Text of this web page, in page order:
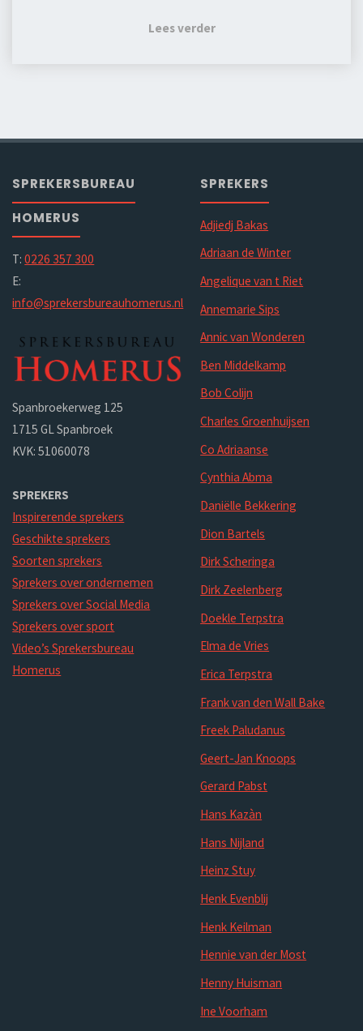
Lees verder
SPREKERSBUREAU
HOMERUS
T:0226 357 300
E:
info@sprekersbureauhomerus.nl
Spanbroekerweg 125
1715 GL Spanbroek
KVK: 51060078
SPREKERS
Inspirerende sprekers
Geschikte sprekers
Soorten sprekers
Sprekers over ondernemen
Sprekers over Social Media
Sprekers over sport
Video’s Sprekersbureau
Homerus
SPREKERS
Adjiedj Bakas
Adriaan de Winter
Angelique van t Riet
Annemarie Sips
Annic van Wonderen
Ben Middelkamp
Bob Colijn
Charles Groenhuijsen
Co Adriaanse
Cynthia Abma
Daniëlle Bekkering
Dion Bartels
Dirk Scheringa
Dirk Zeelenberg
Doekle Terpstra
Elma de Vries
Erica Terpstra
Frank van den Wall Bake
Freek Paludanus
Geert-Jan Knoops
Gerard Pabst
Hans Kazàn
Hans Nijland
Heinz Stuy
Henk Evenblij
Henk Keilman
Hennie van der Most
Henny Huisman
Ine Voorham